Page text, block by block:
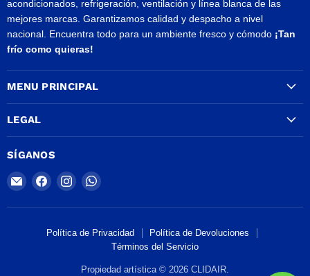
acondicionados, refrigeración, ventilación y línea blanca de las
mejores marcas. Garantizamos calidad y despacho a nivel
nacional. Encuentra todo para un ambiente fresco y cómodo ¡Tan
frío como quieras!
MENU PRINCIPAL
LEGAL
SÍGANOS
Encuéntrenos
Correo
Encuéntrenos
Facebook
Encuéntrenos
Instagram
Encuéntrenos
WhatsApp
Política de Privacidad
Política de Devoluciones
Términos del Servicio
Propiedad artística © 2026 CLIDAIR.